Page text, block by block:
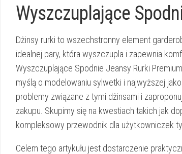
Wyszczuplające
Dżinsy rurki to wszechstronny element
idealnej pary, która wyszczupla i zapewnia
Wyszczuplające Spodnie Jeansy Rurki
myślą o modelowaniu sylwetki i najwyższej
problemy związane z tymi dżinsami i
zakupu. Skupimy się na kwestiach takich jak
kompleksowy przewodnik dla użytkowniczek
Celem tego artykułu jest dostarczenie